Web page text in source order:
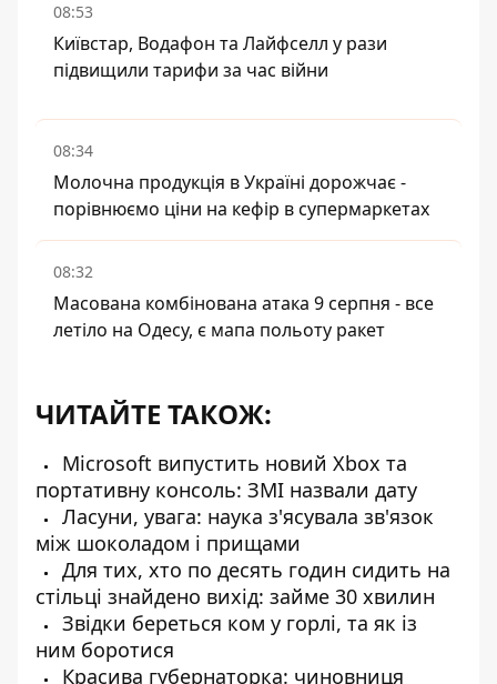
08:53
Київстар, Водафон та Лайфселл у рази
підвищили тарифи за час війни
08:34
Молочна продукція в Україні дорожчає -
порівнюємо ціни на кефір в супермаркетах
08:32
Масована комбінована атака 9 серпня - все
летіло на Одесу, є мапа польоту ракет
ЧИТАЙТЕ ТАКОЖ:
Microsoft випустить новий Xbox та
портативну консоль: ЗМІ назвали дату
Ласуни, увага: наука з'ясувала зв'язок
між шоколадом і прищами
Для тих, хто по десять годин сидить на
стільці знайдено вихід: займе 30 хвилин
Звідки береться ком у горлі, та як із
ним боротися
Красива губернаторка: чиновниця